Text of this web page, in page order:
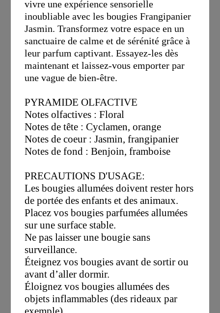
vivre une expérience sensorielle
inoubliable avec les bougies Frangipanier
Jasmin. Transformez votre espace en un
sanctuaire de calme et de sérénité grâce à
leur parfum captivant. Essayez-les dès
maintenant et laissez-vous emporter par
une vague de bien-être.
PYRAMIDE OLFACTIVE
Notes olfactives : Floral
Notes de tête : Cyclamen, orange
Notes de coeur : Jasmin, frangipanier
Notes de fond : Benjoin, framboise
PRECAUTIONS D'USAGE:
Les bougies allumées doivent rester hors
de portée des enfants et des animaux.
Placez vos bougies parfumées allumées
sur une surface stable.
Ne pas laisser une bougie sans
surveillance.
Éteignez vos bougies avant de sortir ou
avant d’aller dormir.
Éloignez vos bougies allumées des
objets inflammables (des rideaux par